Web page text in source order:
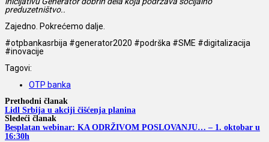
preduzetništvo..
Zajedno. Pokrećemo dalje.
#otpbankasrbija #generator2020 #podrška #SME #digitalizacija
#inovacije
Tagovi:
OTP banka
Prethodni članak
Lidl Srbija u akciji čišćenja planina
Sledeći članak
Besplatan webinar: KA ODRŽIVOM POSLOVANJU… – 1. oktobar u
16:30h